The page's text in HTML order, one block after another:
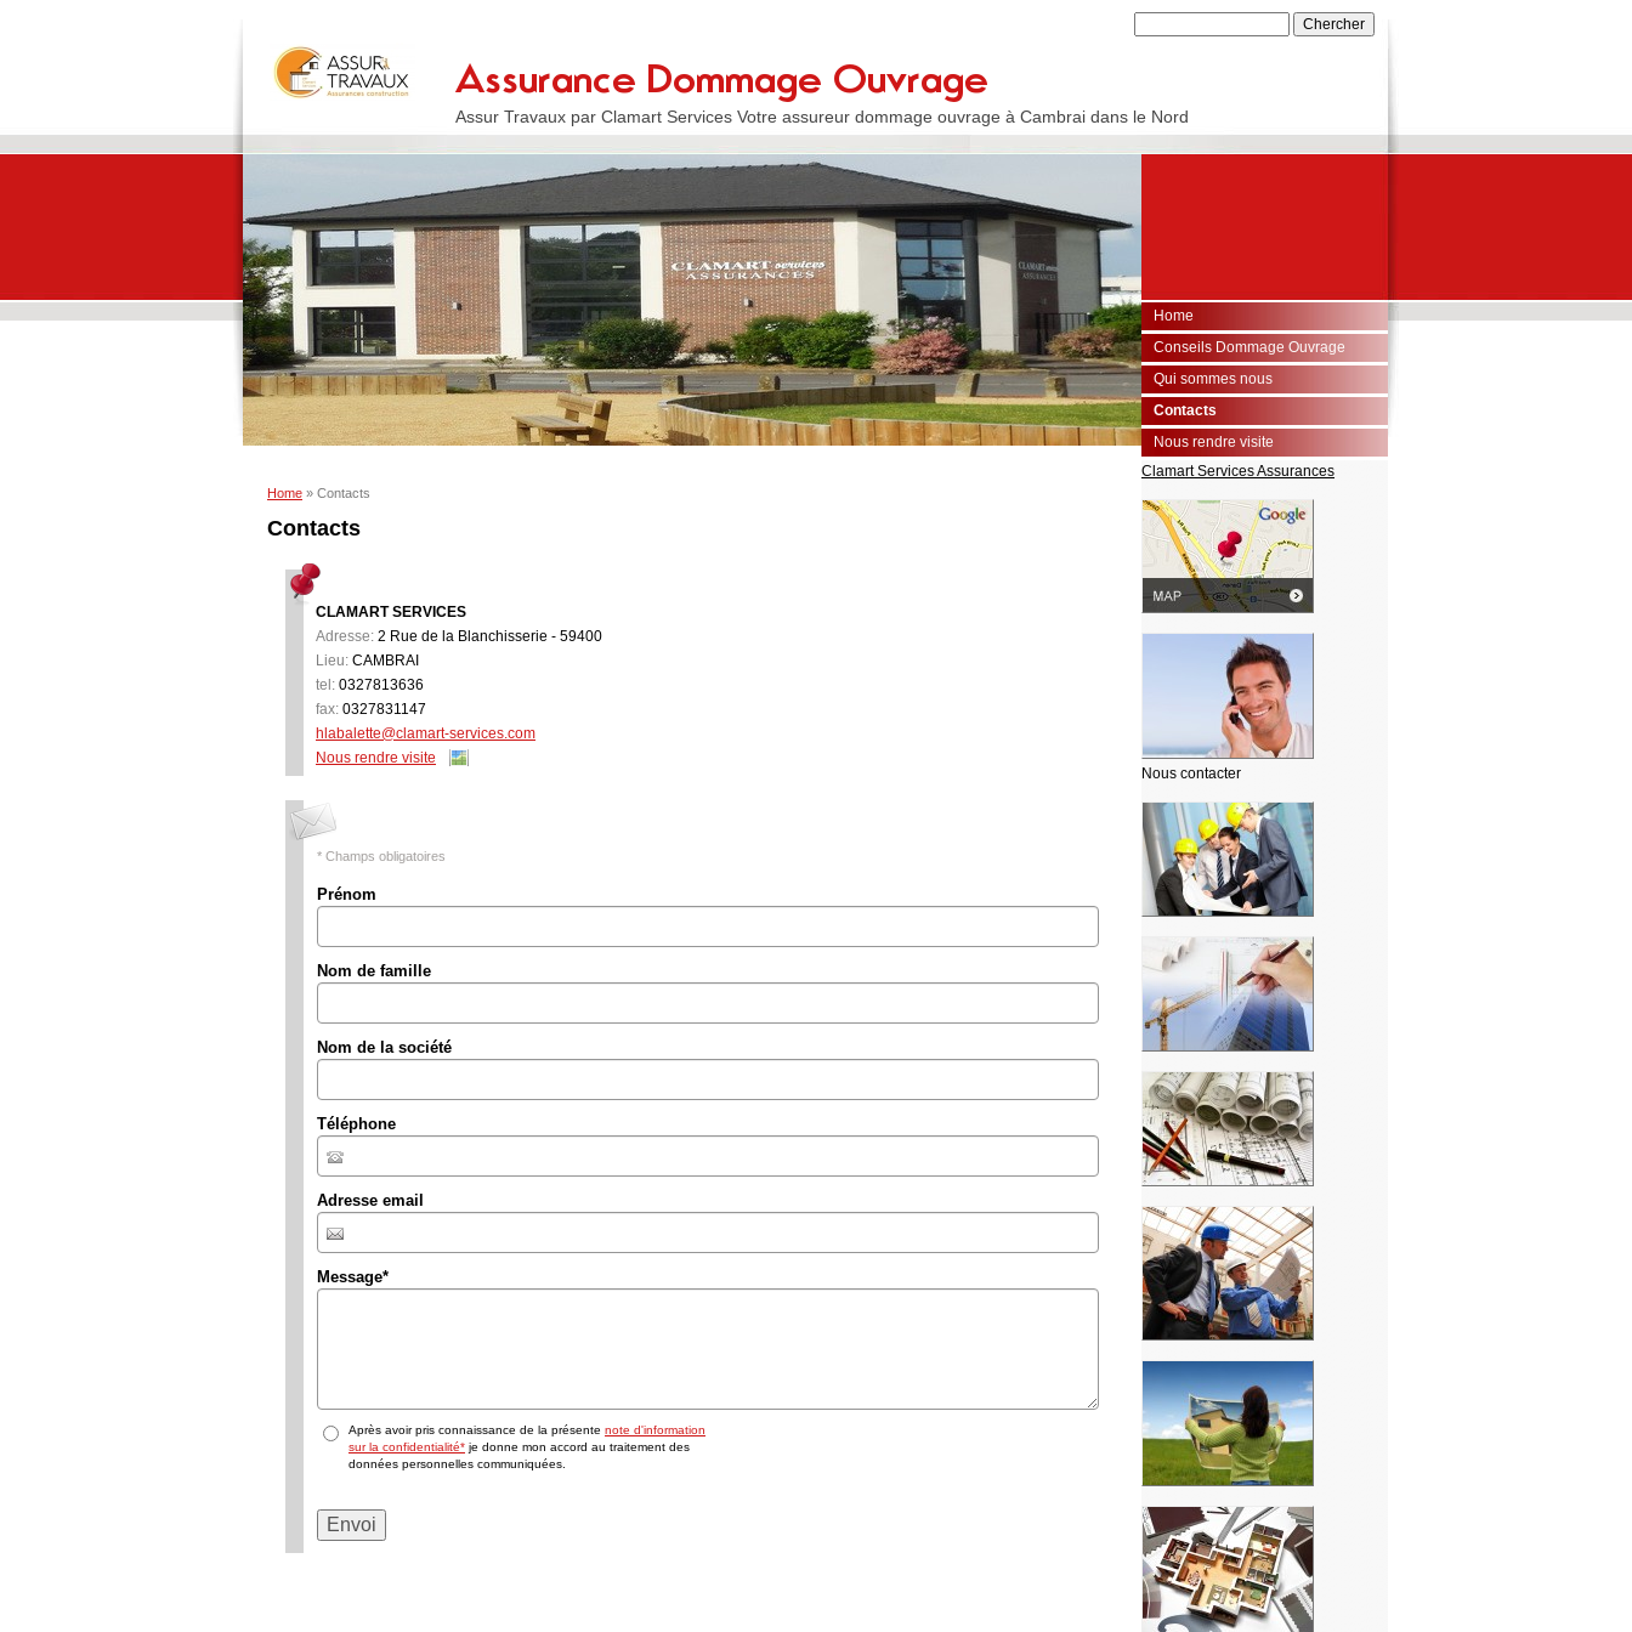
Assur Travaux par Clamart Services Votre assureur dommage ouvrage à Cambrai dans le Nord
Home » Contacts
Contacts
CLAMART SERVICES
Adresse: 2 Rue de la Blanchisserie - 59400
Lieu: CAMBRAI
tel: 0327813636
fax: 0327831147
hlabalette@clamart-services.com
Nous rendre visite
* Champs obligatoires
Prénom
Nom de famille
Nom de la société
Téléphone
Adresse email
Message*
Après avoir pris connaissance de la présente note d'information
sur la confidentialité* je donne mon accord au traitement des
données personnelles communiquées.
Home
Conseils Dommage Ouvrage
Qui sommes nous
Contacts
Nous rendre visite
Clamart Services Assurances
Nous contacter